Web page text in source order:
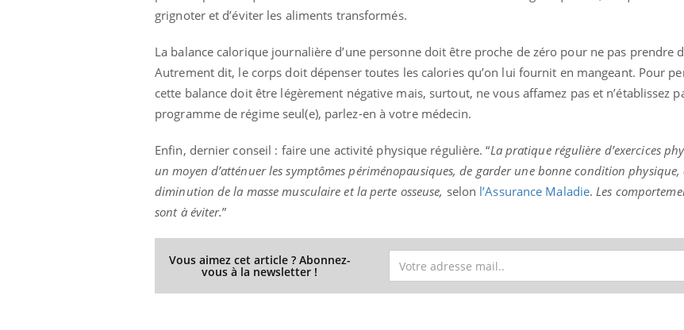
grignoter et d’éviter les aliments transformés.
La balance calorique journalière d’une personne doit être proche de zéro pour ne pas prendre
Autrement dit, le corps doit dépenser toutes les calories qu’on lui fournit en mangeant. Pour
cette balance doit être légèrement négative mais, surtout, ne vous affamez pas et n’établissez
programme de régime seul(e), parlez-en à votre médecin.
Enfin, dernier conseil : faire une activité physique régulière. “La pratique régulière d’exercices
un moyen d’atténuer les symptômes périménopausiques, de garder une bonne condition
diminution de la masse musculaire et la perte osseuse, selon l’Assurance Maladie.Les
sont à éviter.”
Vous aimez cet article ? Abonnez-
vous à la newsletter !
Eczéma Chronique des Mains :
expliquer ma maladie Youtube
Il y a des sujets qui sont faciles à aborder...
d'autres non ! D'un côté, poser des
Youtube
Carence en fer : comprendre pour
prévenirYoutube
Fatigue, irritabilité, brouillard mental ou
...
Insuline &
osait en parler??